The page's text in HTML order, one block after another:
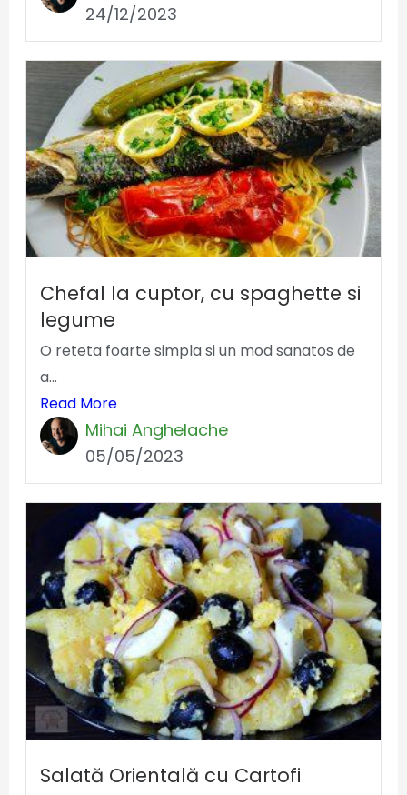
24/12/2023
Chefal la cuptor, cu spaghette si
legume
O reteta foarte simpla si un mod sanatos de
a...
Read More
Mihai Anghelache
05/05/2023
Salată Orientală cu Cartofi